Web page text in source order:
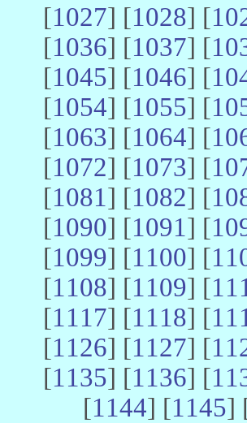
[1027] [1028] [
[1036] [1037] [
[1045] [1046] [
[1054] [1055] [
[1063] [1064] [
[1072] [1073] [
[1081] [1082] [
[1090] [1091] [
[1099] [1100] [
[1108] [1109] [
[1117] [1118] [
[1126] [1127] [
[1135] [1136] [
[1144] [1145]